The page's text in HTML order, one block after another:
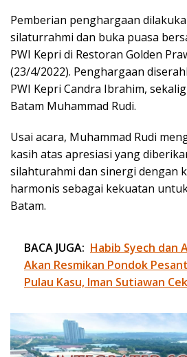
Pemberian penghargaan
silaturrahmi dan buka puasa
PWI Kepri di Restoran Golden
(23/4/2022). Penghargaan
PWI Kepri Candra Ibrahim,
Batam Muhammad Rudi.
Usai acara, Muhammad Rudi
kasih atas apresiasi yang
silahturahmi dan sinergi dengan
harmonis sebagai kekuatan
Batam.
BACA JUGA: Habib Syech dan
Akan Resmikan Pondok
Pulau Kasu, Iman Sutiawan